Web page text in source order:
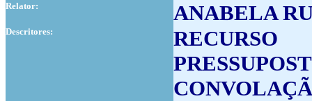
Relator: ANABELA
Descritores:
RECURSO